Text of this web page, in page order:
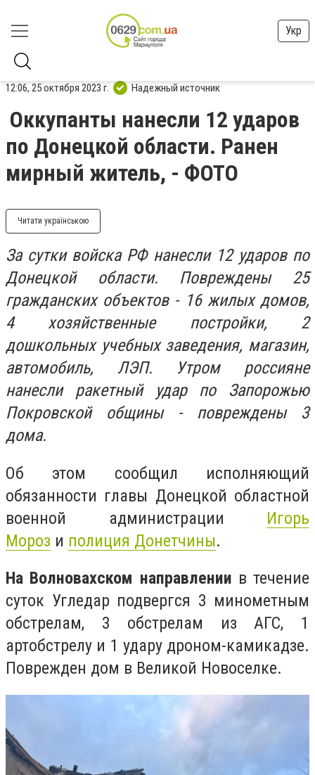
Укр
12:06, 25 октября 2023 г. Надежный источник
Оккупанты нанесли 12 ударов
по Донецкой области. Ранен
мирный житель, - ФОТО
Читати українською
За сутки войска РФ нанесли 12 ударов по
Донецкой области. Повреждены 25
гражданских объектов - 16 жилых домов,
4 хозяйственные постройки, 2
дошкольных учебных заведения, магазин,
автомобиль, ЛЭП. Утром россияне
нанесли ракетный удар по Запорожью
Покровской общины - повреждены 3
дома.
Об этом сообщил исполняющий
обязанности главы Донецкой областной
военной администрации Игорь
Мороз и полиция Донетчины.
На Волновахском направлении в течение
суток Угледар подвергся 3 минометным
обстрелам, 3 обстрелам из АГС, 1
артобстрелу и 1 удару дроном-камикадзе.
Поврежден дом в Великой Новоселке.